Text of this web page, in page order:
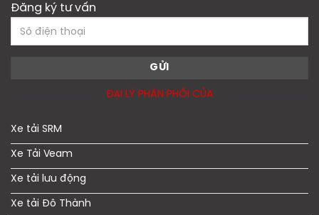
Đăng ký tư vấn
ĐẠI LÝ PHÂN PHỐI CỦA
Xe tải SRM
Xe Tải Veam
Xe tải lưu động
Xe tải Đô Thành